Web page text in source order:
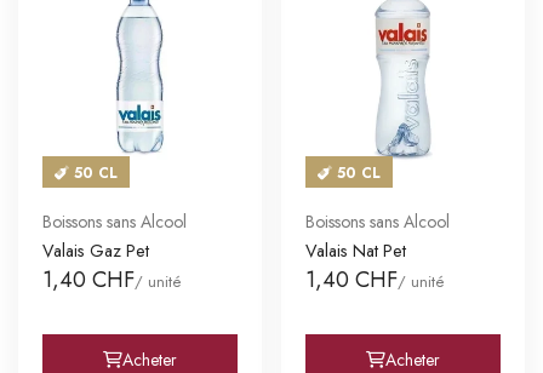
50 CL
Boissons sans Alcool
Valais Gaz Pet
1,40 CHF/ unité
Acheter
50 CL
Boissons sans Alcool
Valais Nat Pet
1,40 CHF/ unité
Acheter